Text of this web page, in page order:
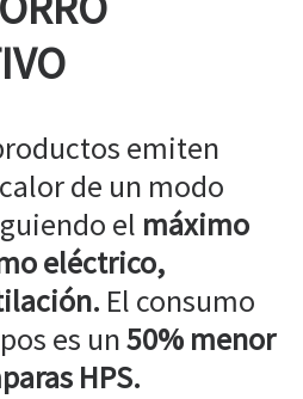
emiten
de un modo
el máximo
eléctrico,
El consumo
es un50% menor
HPS.